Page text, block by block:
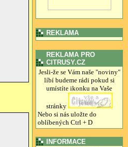
REKLAMA
REKLAMA PRO
CITRUSY.CZ
Jesli-že se Vám naše "noviny"
líbí budeme rádi pokud si
umístíte ikonku na Vaše
stránky
Nebo si nás uložte do
oblíbených Ctrl + D
INFORMACE